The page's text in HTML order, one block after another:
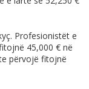
Profesionistët e
45,000 € në
përvojë fitojnë